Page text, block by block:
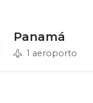
Panamá
1 aeroporto